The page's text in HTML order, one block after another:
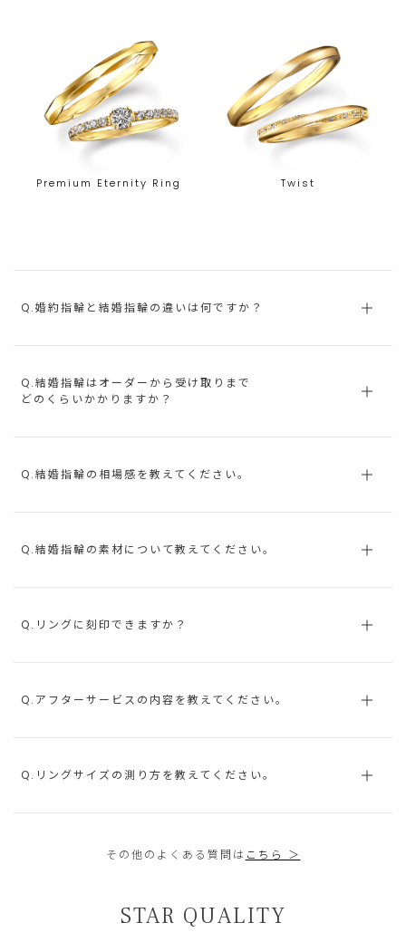
Premium Eternity Ring Twist
Q.婚約指輪と結婚指輪の違いは何ですか？
Q.結婚指輪はオーダーから受け取りまで
どのくらいかかりますか？
Q.結婚指輪の相場感を教えてください。
Q.結婚指輪の素材について教えてください。
Q.リングに刻印できますか？
Q.アフターサービスの内容を教えてください。
Q.リングサイズの測り方を教えてください。
その他のよくある質問は こちら ＞
STAR QUALITY